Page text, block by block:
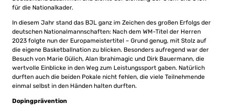
für die Nationalkader.
In diesem Jahr stand das BJL ganz im Zeichen des großen Erfolgs der
deutschen Nationalmannschaften: Nach dem WM-Titel der Herren
2023 folgte nun der Europameistertitel – Grund genug, mit Stolz auf
die eigene Basketballnation zu blicken. Besonders aufregend war der
Besuch von Marie Gülich, Alan Ibrahimagic und Dirk Bauermann, die
wertvolle Einblicke in den Weg zum Leistungssport gaben. Natürlich
durften auch die beiden Pokale nicht fehlen, die viele Teilnehmende
einmal selbst in den Händen halten durften.
Dopingprävention